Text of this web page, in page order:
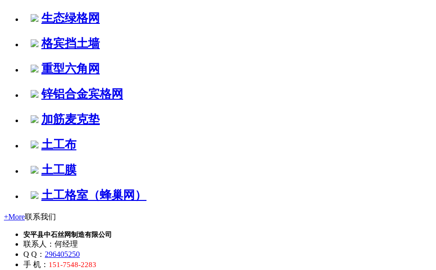
生态绿格网
格宾挡土墙
重型六角网
锌铝合金宾格网
加筋麦克垫
土工布
土工膜
土工格室（蜂巢网）
+More联系我们
安平县中石丝网制造有限公司
联系人：何经理
Q Q： 296405250
手 机： 151-7548-2283